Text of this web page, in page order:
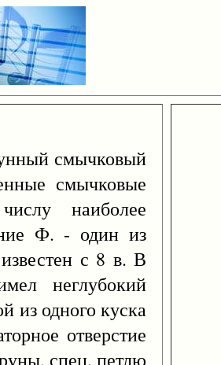
смычковый
смычковые
наиболее
Ф. - один из
с 8 в. В
неглубокий
из одного куска
отверстие
спец. петлю